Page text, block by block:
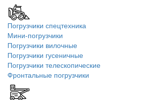
Погрузчики спецтехника
Мини-погрузчики
Погрузчики вилочные
Погрузчики гусеничные
Погрузчики телескопические
Фронтальные погрузчики